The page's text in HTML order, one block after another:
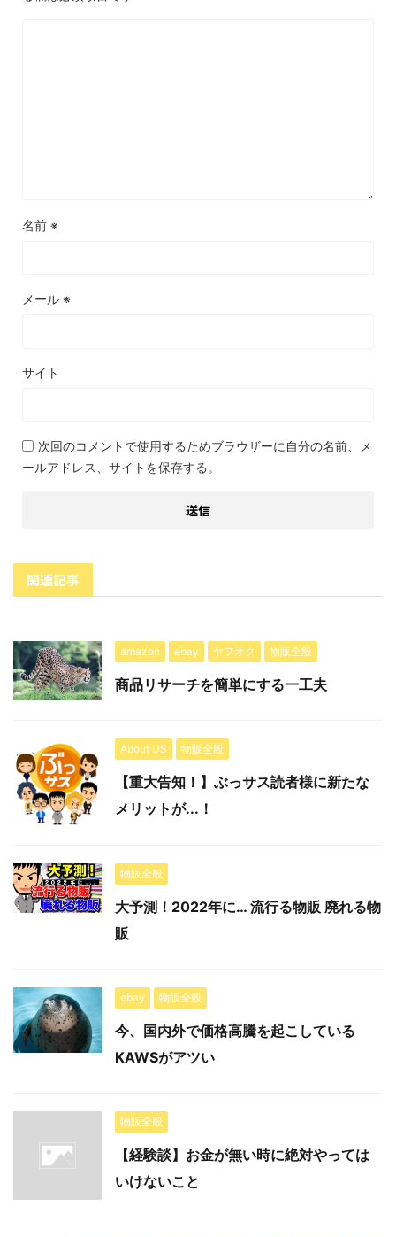
名前 ※
メール ※
サイト
次回のコメントで使用するためブラウザーに自分の名前、メ
ールアドレス、サイトを保存する。
関連記事
amazon ebay ヤフオク 物販全般
商品リサーチを簡単にする一工夫
About US 物販全般
【重大告知！】ぶっサス読者様に新たな
メリットが...！
物販全般
大予測！2022年に… 流行る物販 廃れる物
販
ebay 物販全般
今、国内外で価格高騰を起こしている
KAWSがアツい
物販全般
【経験談】お金が無い時に絶対やっては
いけないこと